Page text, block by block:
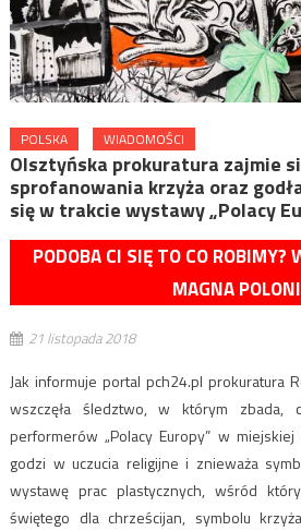
POLSKA WIADOMOŚCI
Olsztyńska prokuratura zajmie
sprofanowania krzyża oraz
się w trakcie wystawy „Polacy
PODOBA CI SIĘ TO CO ROBIMY?
MAGNA
21 listopada 2018
Jak informuje portal pch24.pl prokuratura
wszczęła śledztwo, w którym zbada,
performerów „Polacy Europy” w
godzi w uczucia religijne i znieważa
wystawę prac plastycznych, wśród
świętego dla chrześcijan, symbolu